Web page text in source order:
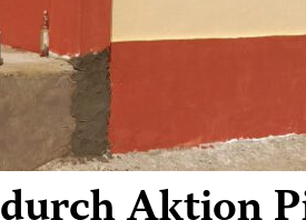
Aktion